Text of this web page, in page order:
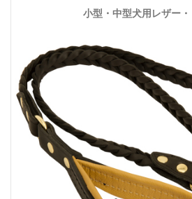
小型・中型犬用レザー